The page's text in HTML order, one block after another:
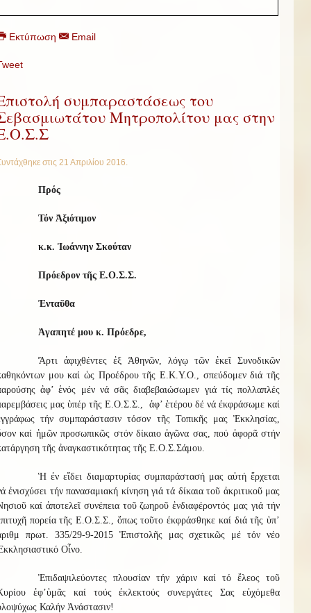
Εκτύπωση Email
συμπαραστάσεως του
Μητροπολίτου μας στην
στις 21 Απριλίου 2016
Πρός
Τόν Ἀξιότιμον
κ.κ. Ἰωάννην Σκούταν
Πρόεδρον τῆς Ε.Ο.Σ.Σ.
Ἐνταῦθα
Ἀγαπητέ μου κ. Πρόεδρε,
Ἄρτι ἀφιχθέντες ἐξ Ἀθηνῶν, λόγῳ τῶν ἐκεῖ Συνοδικῶν
μου καί ὡς Προέδρου τῆς Ε.Κ.Υ.Ο., σπεύδομεν διά τῆς
ἀφ’ ἑνός μέν νά σᾶς διαβεβαιώσωμεν γιά τίς πολλαπλές
μας ὑπέρ τῆς Ε.Ο.Σ.Σ., ἀφ’ ἑτέρου δέ νά ἐκφράσωμε καί
τήν συμπαράστασιν τόσον τῆς Τοπικῆς μας Ἐκκλησίας,
καί ἡμῶν προσωπικῶς στόν δίκαιο ἀγῶνα σας, πού ἀφορᾶ στήν
τῆς ἀναγκαστικότητας τῆς Ε.Ο.Σ.Σάμου.
Ἡ ἐν εἴδει διαμαρτυρίας συμπαράστασή μας αὐτή ἔρχεται
ἐνισχύσει τήν πανασαμιακή κίνηση γιά τά δίκαια τοῦ ἀκριτικοῦ μας
καί ἀποτελεῖ συνέπεια τοῦ ζωηροῦ ἐνδιαφέροντός μας γιά τήν
πορεία τῆς Ε.Ο.Σ.Σ., ὅπως τοῦτο ἐκφράσθηκε καί διά τῆς ὑπ’
πρωτ. 335/29-9-2015 Ἐπιστολῆς μας σχετικῶς μέ τόν νέο
Οἶνο.
Ἐπιδαψιλεύοντες πλουσίαν τήν χάριν καί τό ἔλεος τοῦ
ἐφ’ὑμᾶς καί τούς ἐκλεκτούς συνεργάτες Σας εὐχόμεθα
Καλήν Ἀνάστασιν!